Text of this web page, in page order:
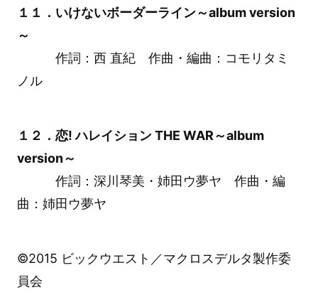
１１．いけないボーダーライン～album version
～
作詞：西 直紀 作曲・編曲：コモリタミ
ノル
１２．恋! ハレイション THE WAR～album
version～
作詞：深川琴美・姉田ウ夢ヤ 作曲・編
曲：姉田ウ夢ヤ
©2015 ビックウエスト／マクロスデルタ製作委
員会